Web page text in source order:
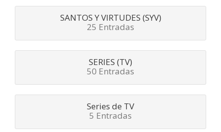
SANTOS Y VIRTUDES (SYV)
25 Entradas
SERIES (TV)
50 Entradas
Series de TV
5 Entradas